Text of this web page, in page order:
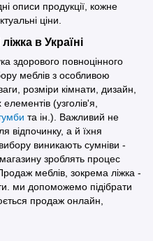
описи продукції, кожне
ціни.
в Україні
здорового повноцінного
меблів з особливою
розміри кімнати, дизайн,
(узголів'я,
та ін.). Важливий не
відпочинку, а й їхня
виникають сумніви -
зроблять процес
меблів, зокрема ліжка -
ми допоможемо підібрати
продаж онлайн,